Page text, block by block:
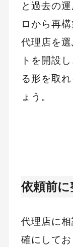
と過去の
ロから再
代理店を
トを開設
る形を取
ょう。
依頼前
代理店に
確にして